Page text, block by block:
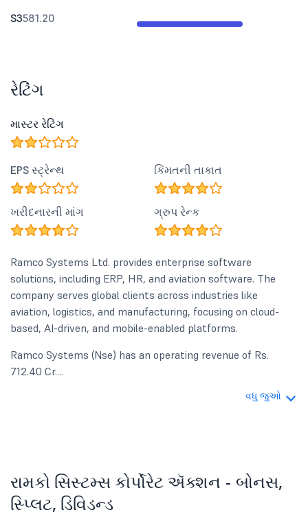
S3581.20
રેટિંગ
માસ્ટર રેટિંગ
EPS સ્ટ્રેન્થ કિંમતની તાકાત
ખરીદનારની માંગ ગ્રુપ રેન્ક
Ramco Systems Ltd. provides enterprise software
solutions, including ERP, HR, and aviation software. The
company serves global clients across industries like
aviation, logistics, and manufacturing, focusing on cloud-
based, AI-driven, and mobile-enabled platforms.
Ramco Systems (Nse) has an operating revenue of Rs.
712.40 Cr....
વધુ જુઓ
રામકો સિસ્ટમ્સ કોર્પોરેટ ઍક્શન - બોનસ,
સ્પ્લિટ, ડિવિડન્ડ